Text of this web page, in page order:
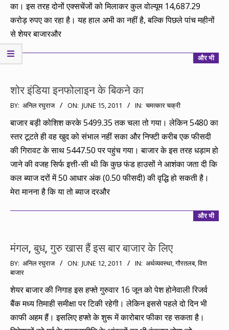
का। इस तरह दोनों एक्सचेंजों को मिलाकर कुल वोल्यूम 14,687.29
करोड़ रुपए का रहा है। यह हाल अभी का नहीं है, बल्कि पिछले पांच महीनों
से शेयर बाजारऔर
और भी
शोर इंडिया इनफोलाइन के बिकने का
2011-
BY: अनिल रघुराज ON: JUNE 15, 2011 IN: चमत्कार चक्री
बाजार बड़ी कोशिश करके 5499.35 तक चला तो गया। लेकिन 5480 का
स्तर टूटते ही वह खुद को संभाल नहीं सका और निफ्टी करीब एक फीसदी
की गिरावट के साथ 5447.50 पर पहुंच गया। बाजार के इस तरह धड़ाम हो
जाने की वजह सिर्फ इत्ती-सी थी कि कुछ फंड हाउसों ने आशंका जता दी कि
कल ब्याज दरों में 50 आधार अंक (0.50 फीसदी) की वृद्धि हो सकती है।
मेरा मानना है कि या तो ब्याज दरऔर
और भी
मंगल, बुध, गुरु खास हैं इस बार बाजार के लिए
2011-
06-
12
BY: अनिल रघुराज ON: JUNE 12, 2011 IN: अर्थव्यवस्था,गौरतलब,वित्त
बाजार
शेयर बाजार की निगाह इस हफ्ते गुरुवार 16 जून को पेश होनेवाली रिजर्व
बैंक मध्य तिमाही समीक्षा पर टिकी रहेगी। लेकिन इससे पहले दो दिन भी
काफी अहम हैं। इसलिए हफ्ते के शुरू में कारोबार फीका रह सकता है।